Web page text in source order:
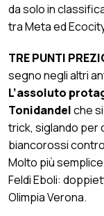
da solo in
tra Meta ed
TRE PUNTI
segno negli altri
L’assoluto
Tonidandelche
trick, siglando per
biancorossi
Molto più
Feldi Eboli:
Olimpia Verona.